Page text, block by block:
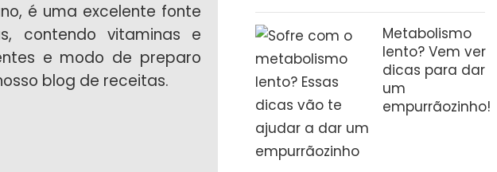
é uma excelente fonte
contendo vitaminas e
e modo de preparo
blog de receitas.
Metabolismo
lento? Vem ver
dicas para dar
um
empurrãozinho!